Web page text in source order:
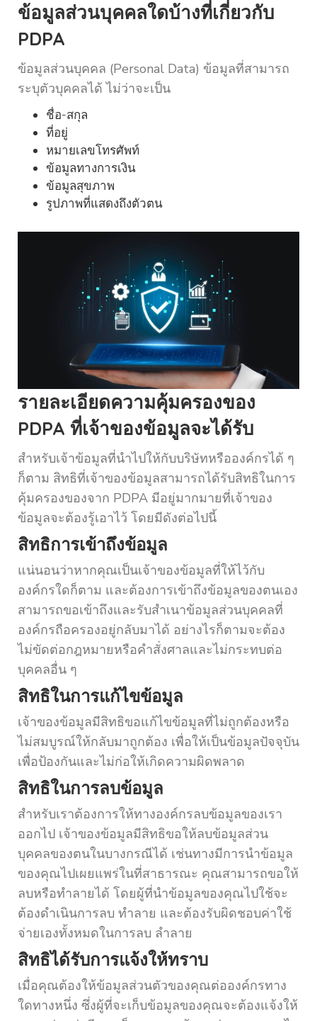
ข้อมูลส่วนบุคคลใดบ้างที่เกี่ยวกับ
PDPA
ข้อมูลส่วนบุคคล (Personal Data) ข้อมูลที่สามารถ
ระบุตัวบุคคลได้ ไม่ว่าจะเป็น
ชื่อ-สกุล
ที่อยู่
หมายเลขโทรศัพท์
ข้อมูลทางการเงิน
ข้อมูลสุขภาพ
รูปภาพที่แสดงถึงตัวตน
รายละเอียดความคุ้มครองของ
PDPA ที่เจ้าของข้อมูลจะได้รับ
สำหรับเจ้าข้อมูลที่นำไปให้กับบริษัทหรือองค์กรได้ ๆ
ก็ตาม สิทธิที่เจ้าของข้อมูลสามารถได้รับสิทธิในการ
คุ้มครองของจาก PDPA มีอยู่มากมายที่เจ้าของ
ข้อมูลจะต้องรู้เอาไว้ โดยมีดังต่อไปนี้
สิทธิการเข้าถึงข้อมูล
แน่นอนว่าหากคุณเป็นเจ้าของข้อมูลที่ให้ไว้กับ
องค์กรใดก็ตาม และต้องการเข้าถึงข้อมูลของตนเอง
สามารถขอเข้าถึงและรับสำเนาข้อมูลส่วนบุคคลที่
องค์กรถือครองอยู่กลับมาได้ อย่างไรก็ตามจะต้อง
ไม่ขัดต่อกฎหมายหรือคำสั่งศาลและไม่กระทบต่อ
บุคคลอื่น ๆ
สิทธิในการแก้ไขข้อมูล
เจ้าของข้อมูลมีสิทธิขอแก้ไขข้อมูลที่ไม่ถูกต้องหรือ
ไม่สมบูรณ์ให้กลับมาถูกต้อง เพื่อให้เป็นข้อมูลปัจจุบัน
เพื่อป้องกันและไม่ก่อให้เกิดความผิดพลาด
สิทธิในการลบข้อมูล
สำหรับเราต้องการให้ทางองค์กรลบข้อมูลของเรา
ออกไป เจ้าของข้อมูลมีสิทธิขอให้ลบข้อมูลส่วน
บุคคลของตนในบางกรณีได้ เช่นทางมีการนำข้อมูล
ของคุณไปเผยแพร่ในที่สาธารณะ คุณสามารถขอให้
ลบหรือทำลายได้ โดยผู้ที่นำข้อมูลของคุณไปใช้จะ
ต้องดำเนินการลบ ทำลาย และต้องรับผิดชอบค่าใช้
จ่ายเองทั้งหมดในการลบ ลำลาย
สิทธิได้รับการแจ้งให้ทราบ
เมื่อคุณต้องให้ข้อมูลส่วนตัวของคุณต่อองค์กรทาง
ใดทางหนึ่ง ซึ่งผู้ที่จะเก็บข้อมูลของคุณจะต้องแจ้งให้